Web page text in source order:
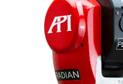
Jednotky sběru dat
Řídící kontroléry
Automatizace měření